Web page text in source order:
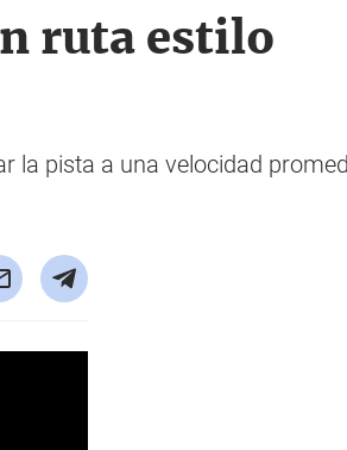
ruta estilo
la pista a una velocidad